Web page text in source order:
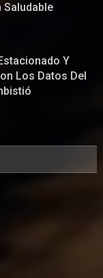
Saludable
Y
Los Datos Del